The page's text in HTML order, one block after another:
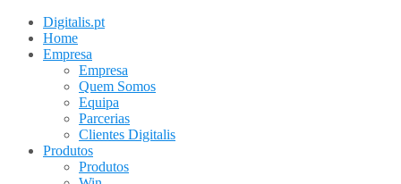
Digitalis.pt
Home
Empresa
Empresa
Quem Somos
Equipa
Parcerias
Clientes Digitalis
Produtos
Produtos